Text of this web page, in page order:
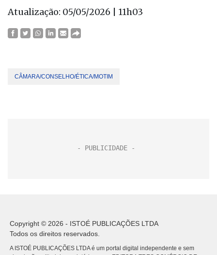
Atualização: 05/05/2026 | 11h03
CÂMARA/CONSELHO/ÉTICA/MOTIM
Copyright © 2026 - ISTOÉ PUBLICAÇÕES LTDA
Todos os direitos reservados.
A ISTOÉ PUBLICAÇÕES LTDA é um portal digital independente e sem